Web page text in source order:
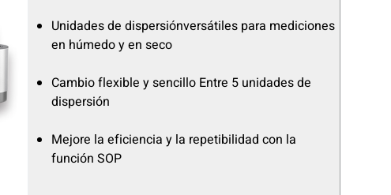
Unidades de dispersiónversátiles para mediciones
en húmedo y en seco
Cambio flexible y sencillo Entre 5 unidades de
dispersión
Mejore la eficiencia y la repetibilidad con la
función SOP